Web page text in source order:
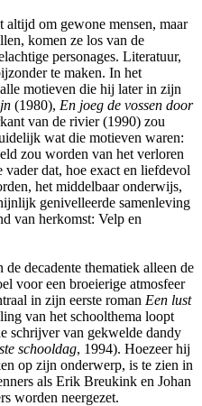
altijd om gewone mensen, maar
komen ze los van de
personages. Literatuur,
te maken. In het
motieven die hij later in zijn
(1980), En joeg de vossen door
van de rivier (1990) zou
wat die motieven waren:
zou worden van het verloren
dat, hoe exact en liefdevol
het middelbaar onderwijs,
genivelleerde samenleving
van herkomst: Velp en
decadente thematiek alleen de
voor een broeierige atmosfeer
in zijn eerste roman Een lust
van het schoolthema loopt
schrijver van gekwelde dandy
schooldag, 1994). Hoezeer hij
op zijn onderwerp, is te zien in
als Erik Breukink en Johan
worden neergezet.